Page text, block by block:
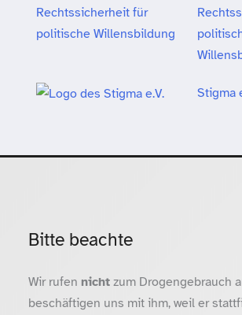
Stigma
Bitte beachte
Wir rufen nichtzum Drogengebrauch
beschäftigen uns mit ihm, weil er